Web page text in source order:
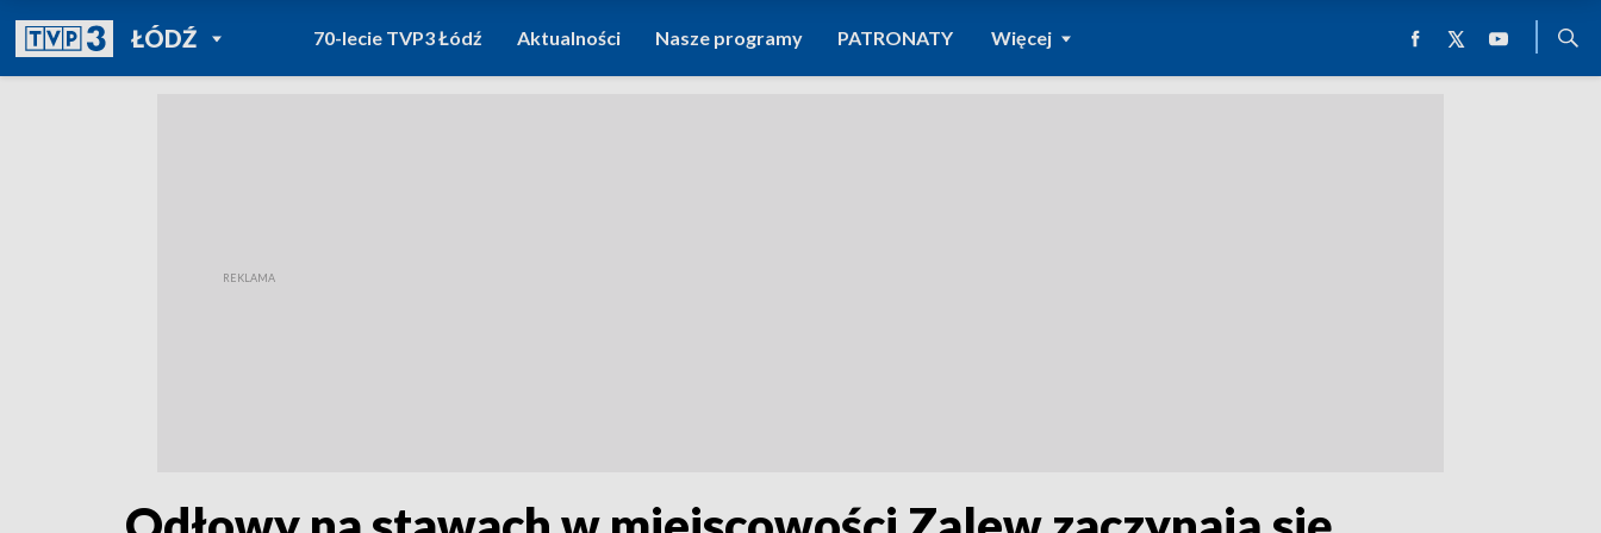
ŁÓDŹPOWRÓT DO
TVP REGIONY
70-lecie TVP3 Łódź Aktualności Nasze programy PATRONATY Więcej